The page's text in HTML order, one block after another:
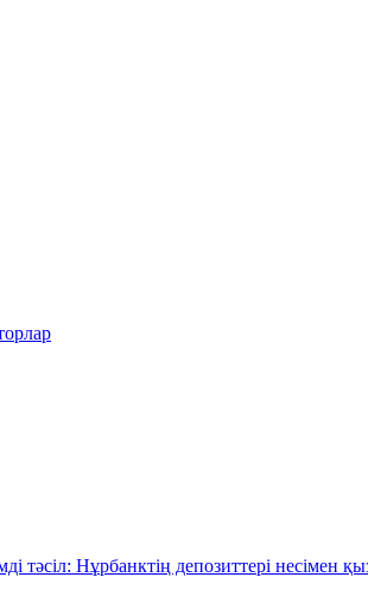
тәсіл: Нұрбанктің депозиттері несімен